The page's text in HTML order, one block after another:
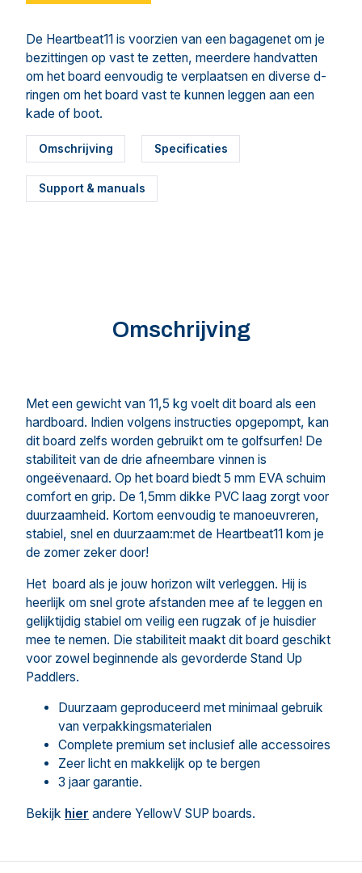
De Heartbeat11 is voorzien van een bagagenet om je
bezittingen op vast te zetten, meerdere handvatten
om het board eenvoudig te verplaatsen en diverse d-
ringen om het board vast te kunnen leggen aan een
kade of boot.
Omschrijving Specificaties
Support & manuals
Omschrijving
Met een gewicht van 11,5 kg voelt dit board als een
hardboard. Indien volgens instructies opgepompt, kan
dit board zelfs worden gebruikt om te golfsurfen! De
stabiliteit van de drie afneembare vinnen is
ongeëvenaard. Op het board biedt 5 mm EVA schuim
comfort en grip. De 1,5mm dikke PVC laag zorgt voor
duurzaamheid. Kortom eenvoudig te manoeuvreren,
stabiel, snel en duurzaam:met de Heartbeat11 kom je
de zomer zeker door!
Het board als je jouw horizon wilt verleggen. Hij is
heerlijk om snel grote afstanden mee af te leggen en
gelijktijdig stabiel om veilig een rugzak of je huisdier
mee te nemen. Die stabiliteit maakt dit board geschikt
voor zowel beginnende als gevorderde Stand Up
Paddlers.
Duurzaam geproduceerd met minimaal gebruik
van verpakkingsmaterialen
Complete premium set inclusief alle accessoires
Zeer licht en makkelijk op te bergen
3 jaar garantie.
Bekijk hier andere YellowV SUP boards.